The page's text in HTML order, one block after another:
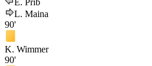
E. Prib
L. Maina
90'
K. Wimmer
90'